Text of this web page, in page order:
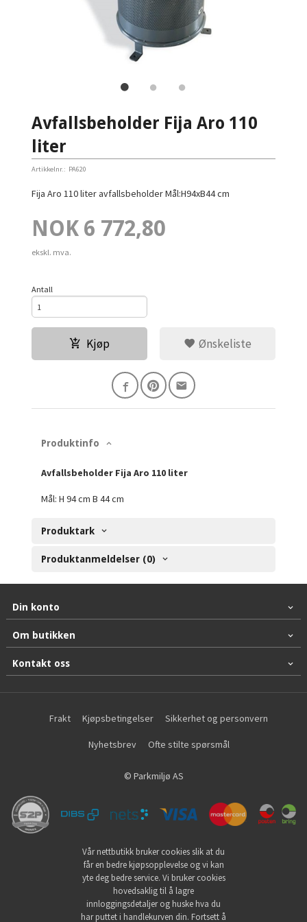
Avfallsbeholder Fija Aro 110
liter
Artikkelnr.: PA620
Fija Aro 110 liter avfallsbeholder Mål:H94xB44 cm
Pris
NOK 6 772,80
ekskl. mva.
Antall
Kjøp Ønskeliste
Produktinfo
Avfallsbeholder Fija Aro 110 liter
Mål: H 94 cm B 44 cm
Produktark
Produktanmeldelser (0)
Din konto
Om butikken
Kontakt oss
Frakt Kjøpsbetingelser Sikkerhet og personvern
Nyhetsbrev Ofte stilte spørsmål
© Parkmiljø AS
Vår nettbutikk bruker cookies slik at du
får en bedre kjøpsopplevelse og vi kan
yte deg bedre service. Vi bruker cookies
hovedsaklig til å lagre
innloggingsdetaljer og huske hva du
har puttet i handlekurven din. Fortsett å